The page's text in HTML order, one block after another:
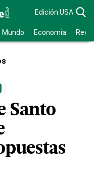
Edición USA
Mundo Economía
Santo